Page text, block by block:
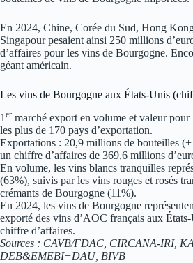
En 2024, Chine, Corée du Sud, Hong
Singapour pesaient ainsi 250 millions
d’affaires pour les vins de Bourgogne.
géant américain.
Les vins de Bourgogne aux États-Unis
1 er marché export en volume et valeur
les plus de 170 pays d’exportation.
Exportations : 20,9 millions de bouteilles
un chiffre d’affaires de 369,6 millions
En volume, les vins blancs tranquilles
(63%), suivis par les vins rouges et rosés
crémants de Bourgogne (11%).
En 2024, les vins de Bourgogne
exporté des vins d’AOC français aux
chiffre d’affaires.
Sources : CAVB/FDAC, CIRCANA-IRI,
DEB&EMEBI+DAU, BIVB